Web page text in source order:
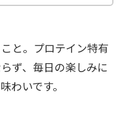
と。プロテイン特有
ず、毎日の楽しみに
わいです。